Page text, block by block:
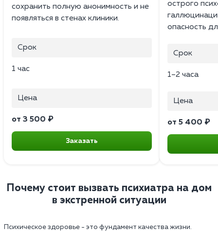
сохранить полную анонимность и не
появляться в стенах клиники.
Срок
1 час
Цена
от 3 500 ₽
Заказать
острого
опасность
Срок
1–2 часа
Цена
от 5 400 ₽
Почему стоит вызвать психиатра на дом
в экстренной ситуации
Психическое здоровье - это фундамент качества жизни.